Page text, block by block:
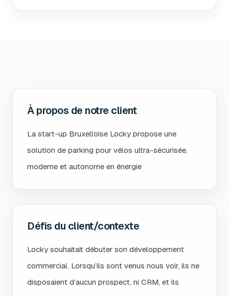
À propos de notre client
La start-up Bruxelloise Locky propose une
solution de parking pour vélos ultra-sécurisée,
moderne et autonome en énergie
Défis du client/contexte
Locky souhaitait débuter son développement
commercial. Lorsqu’ils sont venus nous voir, ils ne
disposaient d’aucun prospect, ni CRM, et ils